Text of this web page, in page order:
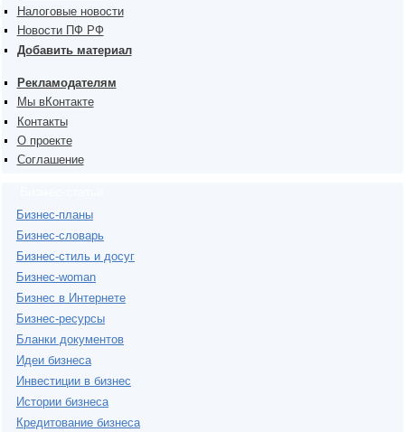
Налоговые новости
Новости ПФ РФ
Добавить материал
Рекламодателям
Мы вКонтакте
Контакты
О проекте
Соглашение
Бизнес-планы
Бизнес-словарь
Бизнес-стиль и досуг
Бизнес-woman
Бизнес в Интернете
Бизнес-ресурсы
Бланки документов
Идеи бизнеса
Инвестиции в бизнес
Истории бизнеса
Кредитование бизнеса